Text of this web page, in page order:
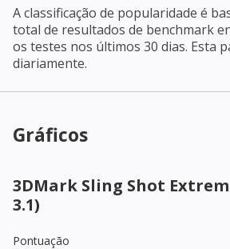
A classificação de popularidade é
total de resultados de benchmark
os testes nos últimos 30 dias. Esta
diariamente.
Gráficos
3DMark Sling Shot
3.1)
Pontuação